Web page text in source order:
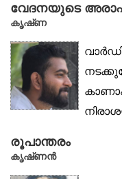
വേദനയുടെ
കൃഷ്‌ണ
രൂപാന്തരം
കൃഷ്‌ണൻ